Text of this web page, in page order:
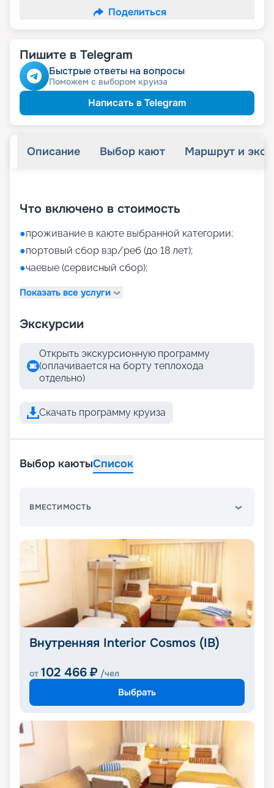
Поделиться
Пишите в Telegram
Быстрые ответы на вопросы
Поможем с выбором круиза
Написать в Telegram
Описание Выбор кают Маршрут и
Что включено в стоимость
●проживание в каюте выбранной категории;
●портовый сбор взр/реб (до 18 лет);
●чаевые (сервисный сбор);
Показать все услуги
Экскурсии
Открыть экскурсионную программу
(оплачивается на борту теплохода
отдельно)
Скачать программу круиза
Выбор каютыСписок
ВМЕСТИМОСТЬ
Внутренняя Interior Cosmos (IB)
от 102 466 ₽ /чел
Выбрать